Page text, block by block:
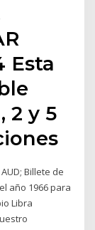
Esta
2 y 5
Billete de
año 1966 para
Libra